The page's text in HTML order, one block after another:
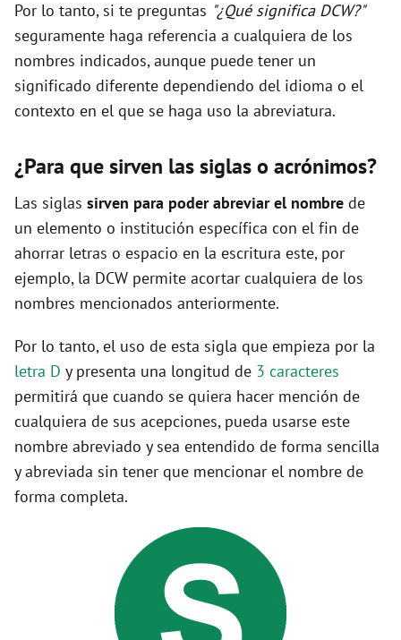
Por lo tanto, si te preguntas "¿Qué significa DCW?"
seguramente haga referencia a cualquiera de los
nombres indicados, aunque puede tener un
significado diferente dependiendo del idioma o el
contexto en el que se haga uso la abreviatura.
¿Para que sirven las siglas o acrónimos?
Las siglas sirven para poder abreviar el nombre de
un elemento o institución específica con el fin de
ahorrar letras o espacio en la escritura este, por
ejemplo, la DCW permite acortar cualquiera de los
nombres mencionados anteriormente.
Por lo tanto, el uso de esta sigla que empieza por la
letra D y presenta una longitud de 3 caracteres
permitirá que cuando se quiera hacer mención de
cualquiera de sus acepciones, pueda usarse este
nombre abreviado y sea entendido de forma sencilla
y abreviada sin tener que mencionar el nombre de
forma completa.